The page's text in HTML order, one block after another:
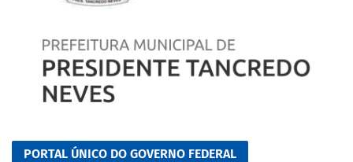
PORTAL ÚNICO DO GOVERNO FEDERAL